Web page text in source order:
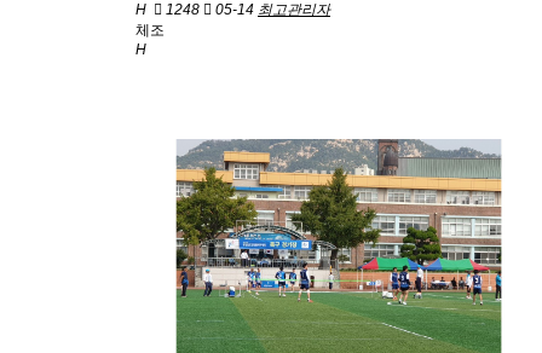
H
1248 05-14 최고관리자
체조
H